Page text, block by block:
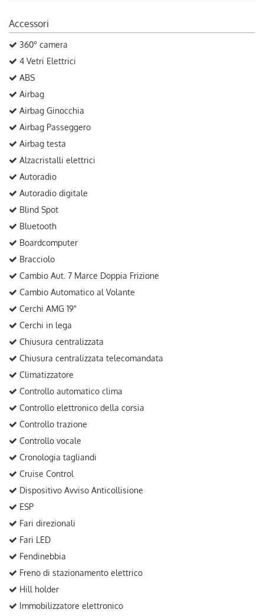
Accessori
360° camera
4 Vetri Elettrici
ABS
Airbag
Airbag Ginocchia
Airbag Passeggero
Airbag testa
Alzacristalli elettrici
Autoradio
Autoradio digitale
Blind Spot
Bluetooth
Boardcomputer
Bracciolo
Cambio Aut. 7 Marce Doppia Frizione
Cambio Automatico al Volante
Cerchi AMG 19"
Cerchi in lega
Chiusura centralizzata
Chiusura centralizzata telecomandata
Climatizzatore
Controllo automatico clima
Controllo elettronico della corsia
Controllo trazione
Controllo vocale
Cronologia tagliandi
Cruise Control
Dispositivo Avviso Anticollisione
ESP
Fari direzionali
Fari LED
Fendinebbia
Freno di stazionamento elettrico
Hill holder
Immobilizzatore elettronico